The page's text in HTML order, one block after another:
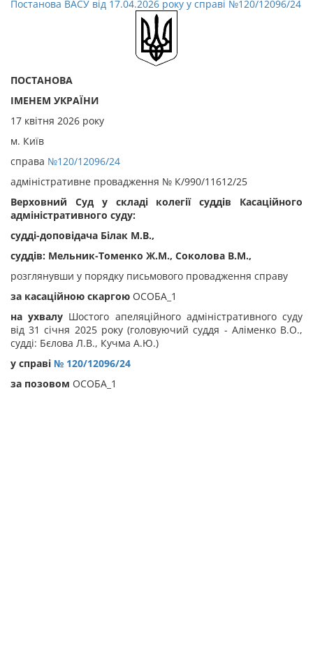
Постанова ВАСУ від 17.04.2026 року у справі №120/12096/24
ПОСТАНОВА
ІМЕНЕМ УКРАЇНИ
17 квітня 2026 року
м. Київ
справа №120/12096/24
адміністративне провадження № К/990/11612/25
Верховний Суд у складі колегії суддів Касаційного
адміністративного суду:
судді-доповідача Білак М.В.,
суддів: Мельник-Томенко Ж.М., Соколова В.М.,
розглянувши у порядку письмового провадження справу
за касаційною скаргою ОСОБА_1
на ухвалу Шостого апеляційного адміністративного суду
від 31 січня 2025 року (головуючий суддя - Аліменко В.О.,
судді: Бєлова Л.В., Кучма А.Ю.)
у справі № 120/12096/24
за позовом ОСОБА_1